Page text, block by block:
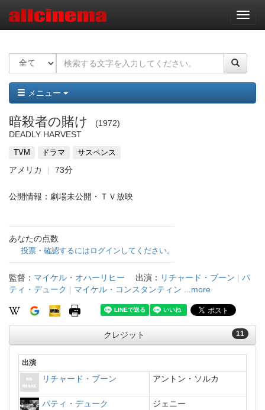
ナ
ビ
ー
ョ
ン
メニュー
暗殺者の賭け
1972
DEADLY HARVEST
TVM ドラマ サスペンス
アメリカ 73分
公開情報：劇場未公開・ＴＶ放映
あなたの点数
投票・確認するにはログインしてください。
監督： マイケル・オハーリヒー 出演： リチャード・ブーン | パ
ティ・デューク | マイケル・コンスタンティン ...more
11
クレジット
出演
リチャード・ブーン アントン・ソルカ
パティ・デューク ジェニー